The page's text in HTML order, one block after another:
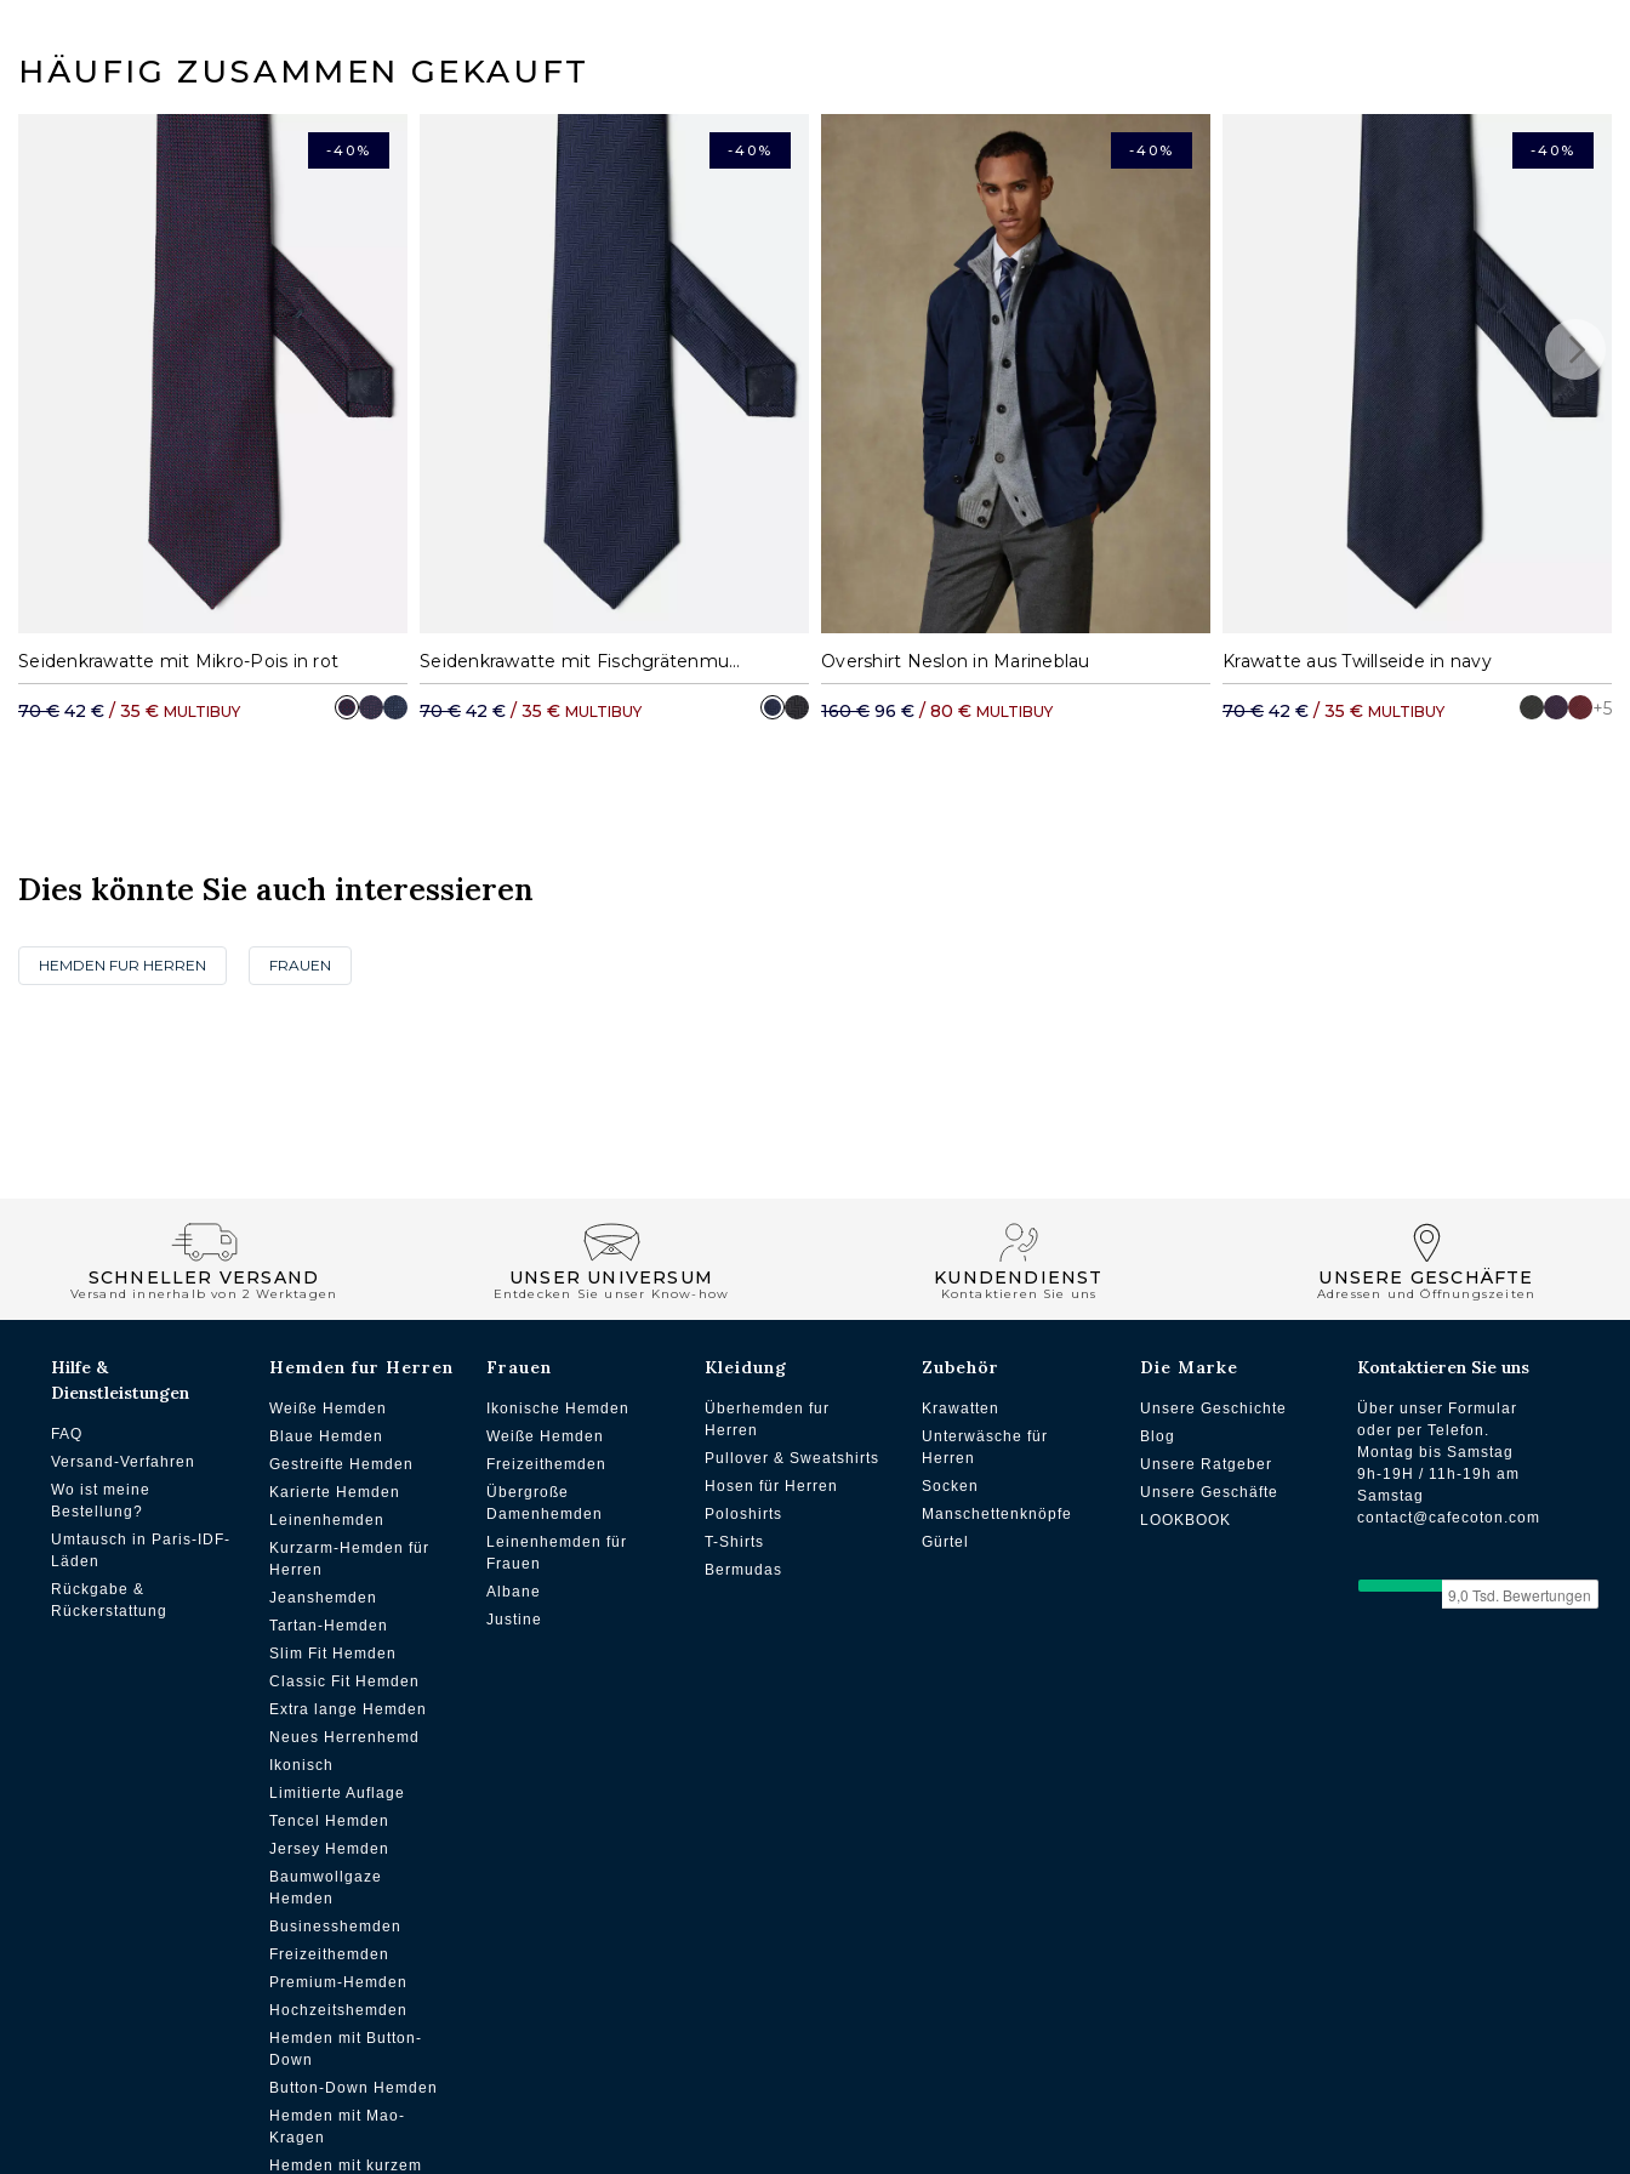
LIEFERUNG
Mondial relay Abholstellen in Frankreich (Festland): 4,50 €
Colissimo Heimlieferung in Frankreich (Festland): 10,50 €
Chonopost Express nach Hause innerhalb Frankreichs (ohne Überseegebiete):
Mondial Relay innerhalb Europas : ab 6,33 €
Chronopost nach Hause innerhalb des Schengen-Raums: 12.65 €
DHL Express in Europa: ab 19,23 €
DHL Rest der Welt: ab 35,11 €
Zahlen Sie in 3 oder 4* Raten ab 150 € mit
*Servicegebühren fallen an.
HÄUFIG ZUSAMMEN GEKAUFT
-40%
Seidenkrawatte mit Mikro-Pois in rot
70 € 42 € / 35 € MULTIBUY
-40%
Seidenkrawatte mit Fischgrätenmuster in navy
70 € 42 € / 35 € MULTIBUY
-40%
S M L XL
Overshirt Neslon in Marineblau
160 € 96 € / 80 € MULTIBUY
-40%
Krawatte aus Twillseide in navy
70 € 42 € / 35 € MULTIBUY +5
Dies könnte Sie auch interessieren
HEMDEN FUR HERREN FRAUEN
SCHNELLER VERSAND
Versand innerhalb von 2 Werktagen
UNSER UNIVERSUM
Entdecken Sie unser Know-how
KUNDENDIENST
Kontaktieren Sie uns
UNSERE GESCHÄFTE
Adressen und Öffnungszeiten
Hilfe &
Dienstleistungen
FAQ
Versand-Verfahren
Wo ist meine
Bestellung?
Umtausch in Paris-IDF-
Läden
Rückgabe &
Rückerstattung
Hemden fur Herren
Weiße Hemden
Blaue Hemden
Gestreifte Hemden
Karierte Hemden
Leinenhemden
Kurzarm-Hemden für
Herren
Jeanshemden
Tartan-Hemden
Slim Fit Hemden
Classic Fit Hemden
Extra lange Hemden
Neues Herrenhemd
Ikonisch
Limitierte Auflage
Tencel Hemden
Jersey Hemden
Baumwollgaze
Hemden
Businesshemden
Freizeithemden
Premium-Hemden
Hochzeitshemden
Hemden mit Button-
Down
Button-Down Hemden
Hemden mit Mao-
Kragen
Hemden mit kurzem
Frauen
Ikonische Hemden
Weiße Hemden
Freizeithemden
Übergroße
Damenhemden
Leinenhemden für
Frauen
Albane
Justine
Kleidung
Überhemden fur
Herren
Pullover & Sweatshirts
Hosen für Herren
Poloshirts
T-Shirts
Bermudas
Zubehör
Krawatten
Unterwäsche für
Herren
Socken
Manschettenknöpfe
Gürtel
Die Marke
Unsere Geschichte
Blog
Unsere Ratgeber
Unsere Geschäfte
LOOKBOOK
Kontaktieren Sie uns
Über unser Formular
oder per Telefon.
Montag bis Samstag
9h-19H / 11h-19h am
Samstag
contact@cafecoton.com